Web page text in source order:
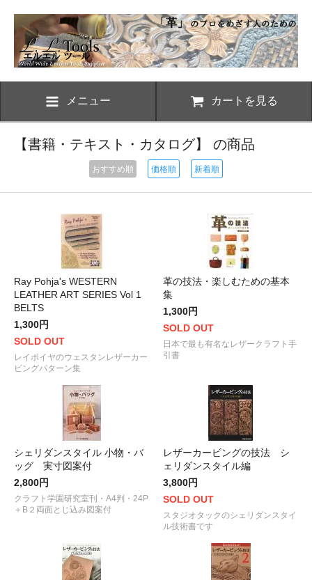
メニュー カートを見る
【書籍・テキスト・カタログ】 の商品
おすすめ順 価格順 新着順
Ray Pohja's WESTERN
LEATHER ART SERIES Vol 1
BELTS
1,300円
SOLD OUT
レイポイヤのウェスタンレザーカー
ビングパターン集
革の技法・楽しむための基本
集
1,300円
SOLD OUT
日本で最も有名なレザークラフト手
引書
シェリダンスタイル 小物・バ
ッグ 実寸図案付
2,800円
クラフト学園研究室刊・A4判・24P
＋B２両面とじ込み図案付
レザーカービングの技法 シ
ェリダンスタイル編
3,800円
SOLD OUT
スタジオタックのシェリダンスタイ
ル技術書です